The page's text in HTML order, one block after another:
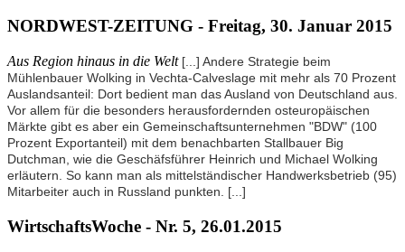
NORDWEST-ZEITUNG - Freitag, 30. Januar 2015
Aus Region hinaus in die Welt [...] Andere Strategie beim
Mühlenbauer Wolking in Vechta-Calveslage mit mehr als 70 Prozent
Auslandsanteil: Dort bedient man das Ausland von Deutschland aus.
Vor allem für die besonders herausfordernden osteuropäischen
Märkte gibt es aber ein Gemeinschaftsunternehmen "BDW" (100
Prozent Exportanteil) mit dem benachbarten Stallbauer Big
Dutchman, wie die Geschäfsführer Heinrich und Michael Wolking
erläutern. So kann man als mittelständischer Handwerksbetrieb (95)
Mitarbeiter auch in Russland punkten. [...]
WirtschaftsWoche - Nr. 5, 26.01.2015